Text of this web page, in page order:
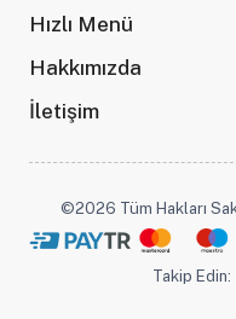
Hızlı Menü
Hakkımızda
İletişim
©2026 Tüm Hakları
Takip Edin: